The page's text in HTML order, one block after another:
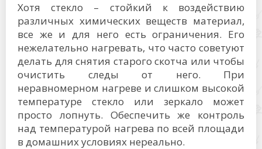
Хотя стекло – стойкий к воздействию
различных химических веществ материал,
все же и для него есть ограничения. Его
нежелательно нагревать, что часто советуют
делать для снятия старого скотча или чтобы
очистить следы от него. При
неравномерном нагреве и слишком высокой
температуре стекло или зеркало может
просто лопнуть. Обеспечить же контроль
над температурой нагрева по всей площади
в домашних условиях нереально.